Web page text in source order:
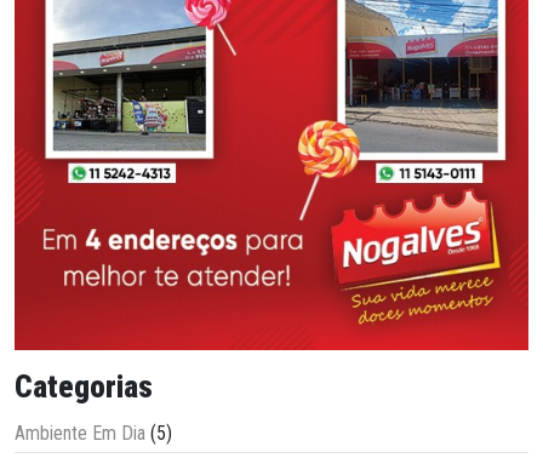
Categorias
Ambiente Em Dia (5)